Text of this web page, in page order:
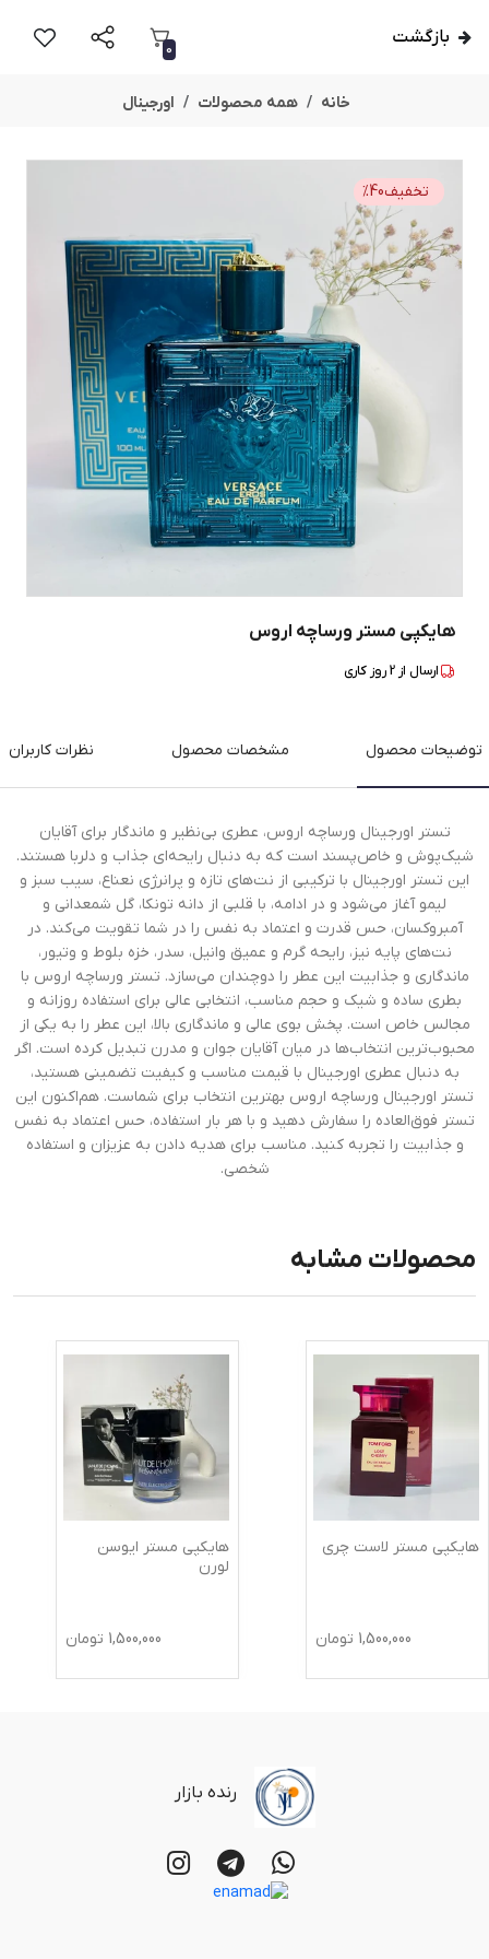
بازگشت
0
خانه همه محصولات اورجینال
تخفیف %40
هایکپی مستر ورساچه اروس
ارسال از 2روز کاری
توضیحات محصول مشخصات محصول نظرات کاربران
تستر اورجینال ورساچه اروس، عطری بی‌نظیر و ماندگار برای آقایان
شیک‌پوش و خاص‌پسند است که به دنبال رایحه‌ای جذاب و دلربا هستند.
این تستر اورجینال با ترکیبی از نت‌های تازه و پرانرژی نعناع، سیب سبز و
لیمو آغاز می‌شود و در ادامه، با قلبی از دانه تونکا، گل شمعدانی و
آمبروکسان، حس قدرت و اعتماد به نفس را در شما تقویت می‌کند. در
نت‌های پایه نیز، رایحه گرم و عمیق وانیل، سدر، خزه بلوط و وتیور،
ماندگاری و جذابیت این عطر را دوچندان می‌سازد. تستر ورساچه اروس با
بطری ساده و شیک و حجم مناسب، انتخابی عالی برای استفاده روزانه و
مجالس خاص است. پخش بوی عالی و ماندگاری بالا، این عطر را به یکی از
محبوب‌ترین انتخاب‌ها در میان آقایان جوان و مدرن تبدیل کرده است. اگر
به دنبال عطری اورجینال با قیمت مناسب و کیفیت تضمینی هستید،
تستر اورجینال ورساچه اروس بهترین انتخاب برای شماست. هم‌اکنون این
تستر فوق‌العاده را سفارش دهید و با هر بار استفاده، حس اعتماد به نفس
و جذابیت را تجربه کنید. مناسب برای هدیه دادن به عزیزان و استفاده
شخصی.
محصولات مشابه
لاست چری
تومان
هایکپی مستر ایوسن
تومان
رنده بازار